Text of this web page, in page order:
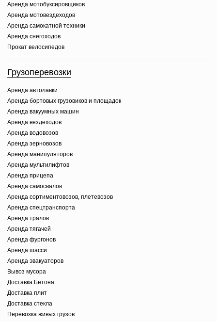
Аренда мотобуксировщиков
Аренда мотовездеходов
Аренда самокатной техники
Аренда снегоходов
Прокат велосипедов
Грузоперевозки
Аренда автолавки
Аренда бортовых грузовиков и площадок
Аренда вакуумных машин
Аренда вездеходов
Аренда водовозов
Аренда зерновозов
Аренда манипуляторов
Аренда мультилифтов
Аренда прицепа
Аренда самосвалов
Аренда сортиментовозов, плетевозов
Аренда спецтранспорта
Аренда тралов
Аренда тягачей
Аренда фургонов
Аренда шасси
Аренда эвакуаторов
Вывоз мусора
Доставка Бетона
Доставка плит
Доставка стекла
Перевозка живых грузов